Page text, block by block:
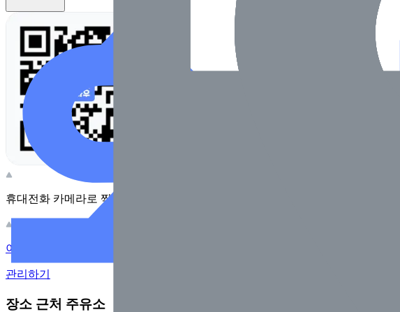
휴대전화 카메라로 찍어보세요
이 주유소의 사장님이신가요?
관리하기
장소 근처 주유소